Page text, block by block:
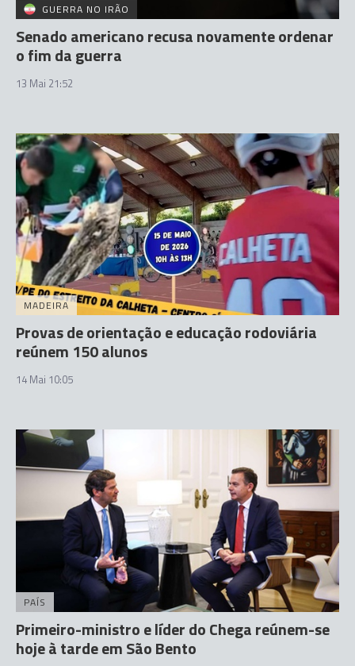
GUERRA NO IRÃO
Senado americano recusa novamente ordenar
o fim da guerra
13 Mai 21:52
MADEIRA
Provas de orientação e educação rodoviária
reúnem 150 alunos
14 Mai 10:05
PAÍS
Primeiro-ministro e líder do Chega reúnem-se
hoje à tarde em São Bento